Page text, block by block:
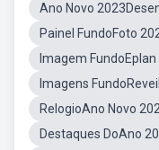
Ano Novo
Painel FundoFoto
Imagem FundoEplan
Imagens
RelogioAno Novo
Destaques DoAno